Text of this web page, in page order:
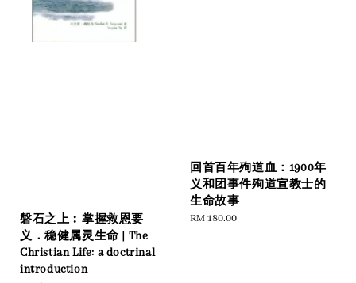
磐石之上︰掌握救恩要
义．稳健属灵生命 | The
Christian Life: a doctrinal
introduction
回首百年殉道血：1900年
义和团事件殉道宣教士的
生命故事
Regular
RM 180.00